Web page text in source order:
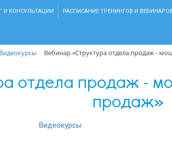
И КОНСУЛЬТАЦИИ РАСПИСАНИЕ ТРЕНИНГОВ И ВЕБИНАРОВ
Видеокурсы Вебинар «Структура отдела продаж -
отдела продаж -
продаж»
Видеокурсы